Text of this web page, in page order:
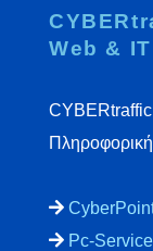
Web &
CYBERtraffic
Pc-